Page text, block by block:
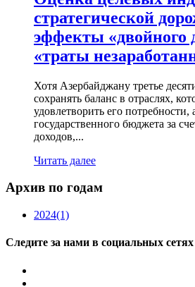
стратегической
эффекты «двойного
«траты
Хотя Азербайджану третье
сохранять баланс в отраслях,
удовлетворить его потребности,
государственного бюджета за
доходов,...
Читать далее
Архив по годам
2024(1)
Следите за нами в социальных сетях